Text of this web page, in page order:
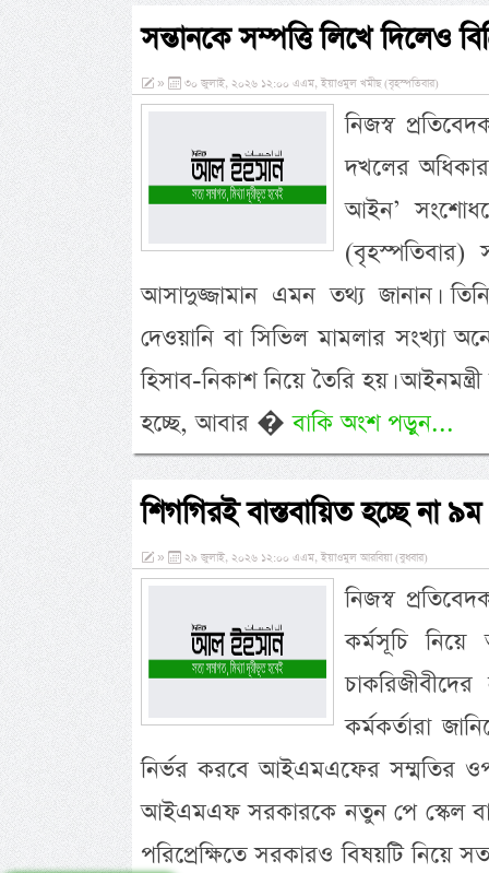
সন্তানকে সম্পত্তি লিখে দিলেও
» ৩০ জুলাই, ২০২৬ ১২:০০ এএম, ইয়াওমুল খমীছ (বৃহস্পতিবার)
নিজস্ব
দখলের অধিকার
আইন’
(বৃহস্পতিবার)
আসাদুজ্জামান এমন তথ্য জানান।
দেওয়ানি বা সিভিল মামলার
হিসাব-নিকাশ নিয়ে তৈরি হয়।
হচ্ছে, আবার �বাকি অংশ পড়ুন...
শিগগিরই বাস্তবায়িত হচ্ছে না
» ২৯ জুলাই, ২০২৬ ১২:০০ এএম, ইয়াওমুল আরবিয়া (বুধবার)
নিজস্ব
কর্মসূচি
কর্মকর্তারা
নির্ভর করবে আইএমএফের সম্মতির
আইএমএফ সরকারকে নতুন পে স্কেল
পরিপ্রেক্ষিতে সরকারও বিষয়টি নিয়ে